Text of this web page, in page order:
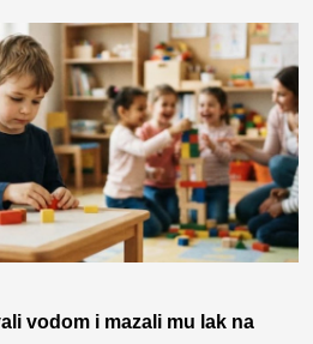
vodom i mazali mu lak na